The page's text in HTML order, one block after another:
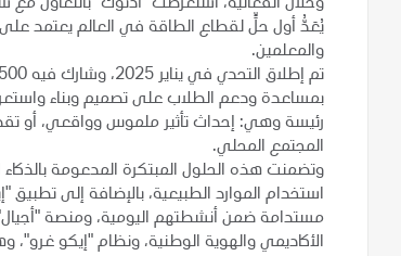
يُعَدُّ أول حلٍّ لقطاع الطاقة في العالم يعتمد على
والمعلمين.
بمساعدة ودعم الطلاب على تصميم وبناء
رئيسة وهي: إحداث تأثير ملموس وواقعي، أو
المجتمع المحلي.
وتضمنت هذه الحلول المبتكرة المدعومة بالذكاء
استخدام الموارد الطبيعية، بالإضافة إلى
مستدامة ضمن أنشطتهم اليومية، ومنصة
الأكاديمي والهوية الوطنية، ونظام "إيكو